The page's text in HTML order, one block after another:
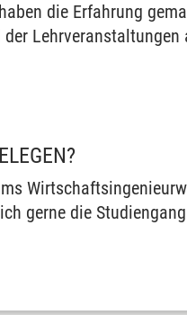
die Erfahrung
Lehrveranstaltungen
gerne die